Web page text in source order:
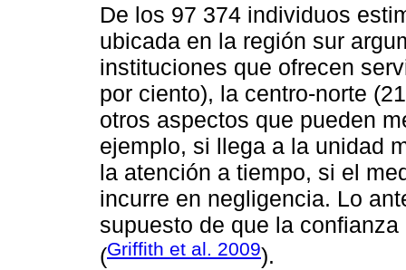
De los 97 374 individuos
ubicada en la región sur
instituciones que ofrecen
por ciento), la centro-norte
otros aspectos que pueden
ejemplo, si llega a la unidad
la atención a tiempo, si el
incurre en negligencia. Lo
supuesto de que la
(Griffith et al. 2009).